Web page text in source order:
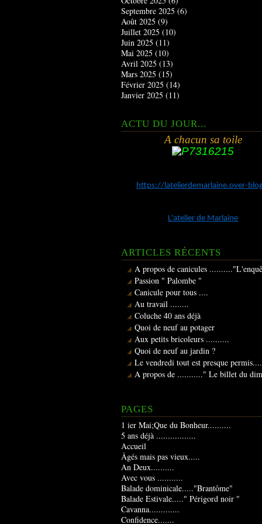
Septembre 2025 (6)
Août 2025 (9)
Juillet 2025 (10)
Juin 2025 (11)
Mai 2025 (10)
Avril 2025 (13)
Mars 2025 (15)
Février 2025 (14)
Janvier 2025 (11)
ACTU DU JOUR...
A chacun sa toile
https://latelierdemarlaine.over-
L'atelier de Marlaine
ARTICLES RÉCENTS
A propos de canicules
Passion " Palombe "
Canicule pour tous ....
Au travail ........
Coluche 40 ans déjà
Quoi de neuf au potager
Aux petits bricoleurs ..........
Quoi de neuf au jardin ?
Le vendredi tout est presque
A propos de ..........." Le billet du
PAGES
1 ier Mai;Que du Bonheur..........
5 ans déjà .................
Accueil
Âgés mais pas vieux.....
An Deux..........
Avec vous ...........
Balade dominicale....."Brantôme"
Balade Estivale....." Périgord noir "
Cavanna.............
Confidence.......